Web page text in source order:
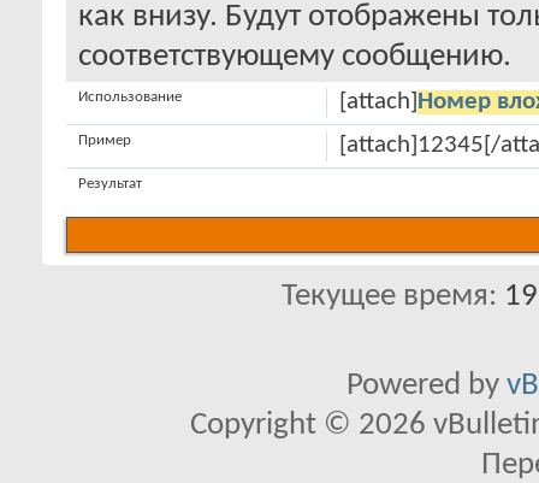
как внизу. Будут отображены
соответствующему сообщению.
[attach] Номер
Использование
[attach]12345[/
Пример
Результат
Текущее время:
Powered by
Copyright © 2026